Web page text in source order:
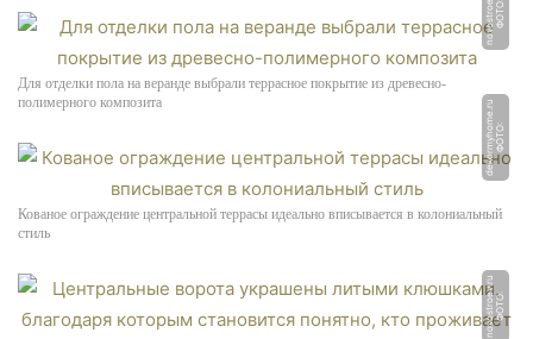
Ф
О
Т
О:
n
o
v
o
s
t
r
o
e
v.
r
u
Для отделки пола на веранде выбрали террасное покрытие из древесно-
полимерного композита
Ф
О
Т
О:
d
e
k
o
r
m
y
h
o
m
e.
r
u
Кованое ограждение центральной террасы идеально вписывается в колониальный
стиль
Ф
О
Т
О:
n
o
v
o
s
t
r
o
e
v.
r
u